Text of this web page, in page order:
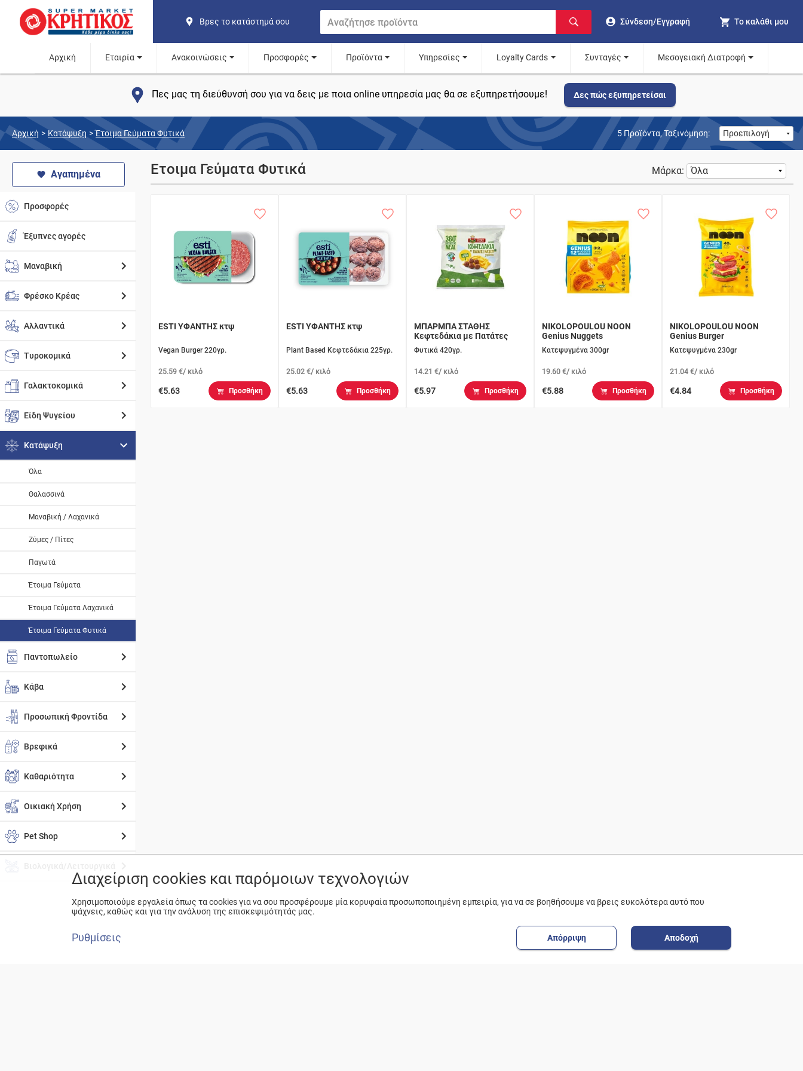
Βρες το κατάστημά σου Σύνδεση/Εγγραφή Το καλάθι μου
Αρχική Εταιρία Ανακοινώσεις Προσφορές Προϊόντα Υπηρεσίες Loyalty Cards Συνταγές Μεσογειακή Διατροφή
Πες μας τη διεύθυνσή σου για να δεις με ποια online υπηρεσία μας θα σε εξυπηρετήσουμε! Δες πώς εξυπηρετείσαι
Αρχική > Κατάψυξη > Έτοιμα Γεύματα Φυτικά 5Προϊόντα,Ταξινόμηση:
Αγαπημένα
Προσφορές
Έξυπνες αγορές
Μαναβική
Φρέσκο Κρέας
Αλλαντικά
Τυροκομικά
Γαλακτοκομικά
Είδη Ψυγείου
Κατάψυξη
Όλα
Θαλασσινά
Μαναβική / Λαχανικά
Ζύμες / Πίτες
Παγωτά
Έτοιμα Γεύματα
Έτοιμα Γεύματα Λαχανικά
Έτοιμα Γεύματα Φυτικά
Παντοπωλείο
Κάβα
Προσωπική Φροντίδα
Βρεφικά
Καθαριότητα
Οικιακή Χρήση
Pet Shop
Έτοιμα Γεύματα Φυτικά Μάρκα:
ESTI ΥΦΑΝΤΗΣ κτψ
Vegan Burger 220γρ.
25.59 €/ κιλό
€5.63 Προσθήκη
ESTI ΥΦΑΝΤΗΣ κτψ
Plant Based Κεφτεδάκια 225γρ.
25.02 €/ κιλό
€5.63 Προσθήκη
ΜΠΑΡΜΠΑ ΣΤΑΘΗΣ
Κεφτεδάκια με Πατάτες
Φυτικά 420γρ.
14.21 €/ κιλό
€5.97 Προσθήκη
NIKOLOPOULOU NOON
Genius Nuggets
Κατεψυγμένα 300gr
19.60 €/ κιλό
€5.88 Προσθήκη
NIKOLOPOULOU NOON
Genius Burger
Κατεψυγμένα 230gr
21.04 €/ κιλό
€4.84 Προσθήκη
Διαχείριση cookies και παρόμοιων τεχνολογιών
Χρησιμοποιούμε εργαλεία όπως τα cookies για να σου προσφέρουμε μία κορυφαία προσωποποιημένη εμπειρία, για να σε βοηθήσουμε να βρεις ευκολότερα αυτό που
ψάχνεις, καθώς και για την ανάλυση της επισκεψιμότητάς μας.
Ρυθμίσεις Απόρριψη Αποδοχή